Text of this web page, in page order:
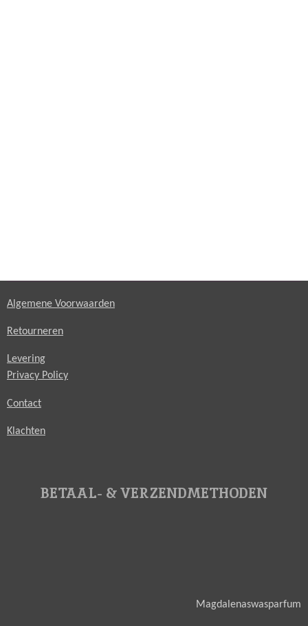
Algemene Voorwaarden
Retourneren
Levering
Privacy Policy
Contact
Klachten
BETAAL- & VERZENDMETHODEN
Magdalenaswasparfum